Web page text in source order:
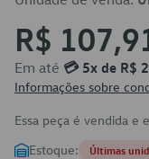
R$
Em até 💳 5x de R$
Informações sobre
Essa peça é vendida e
Estoque: Últimas